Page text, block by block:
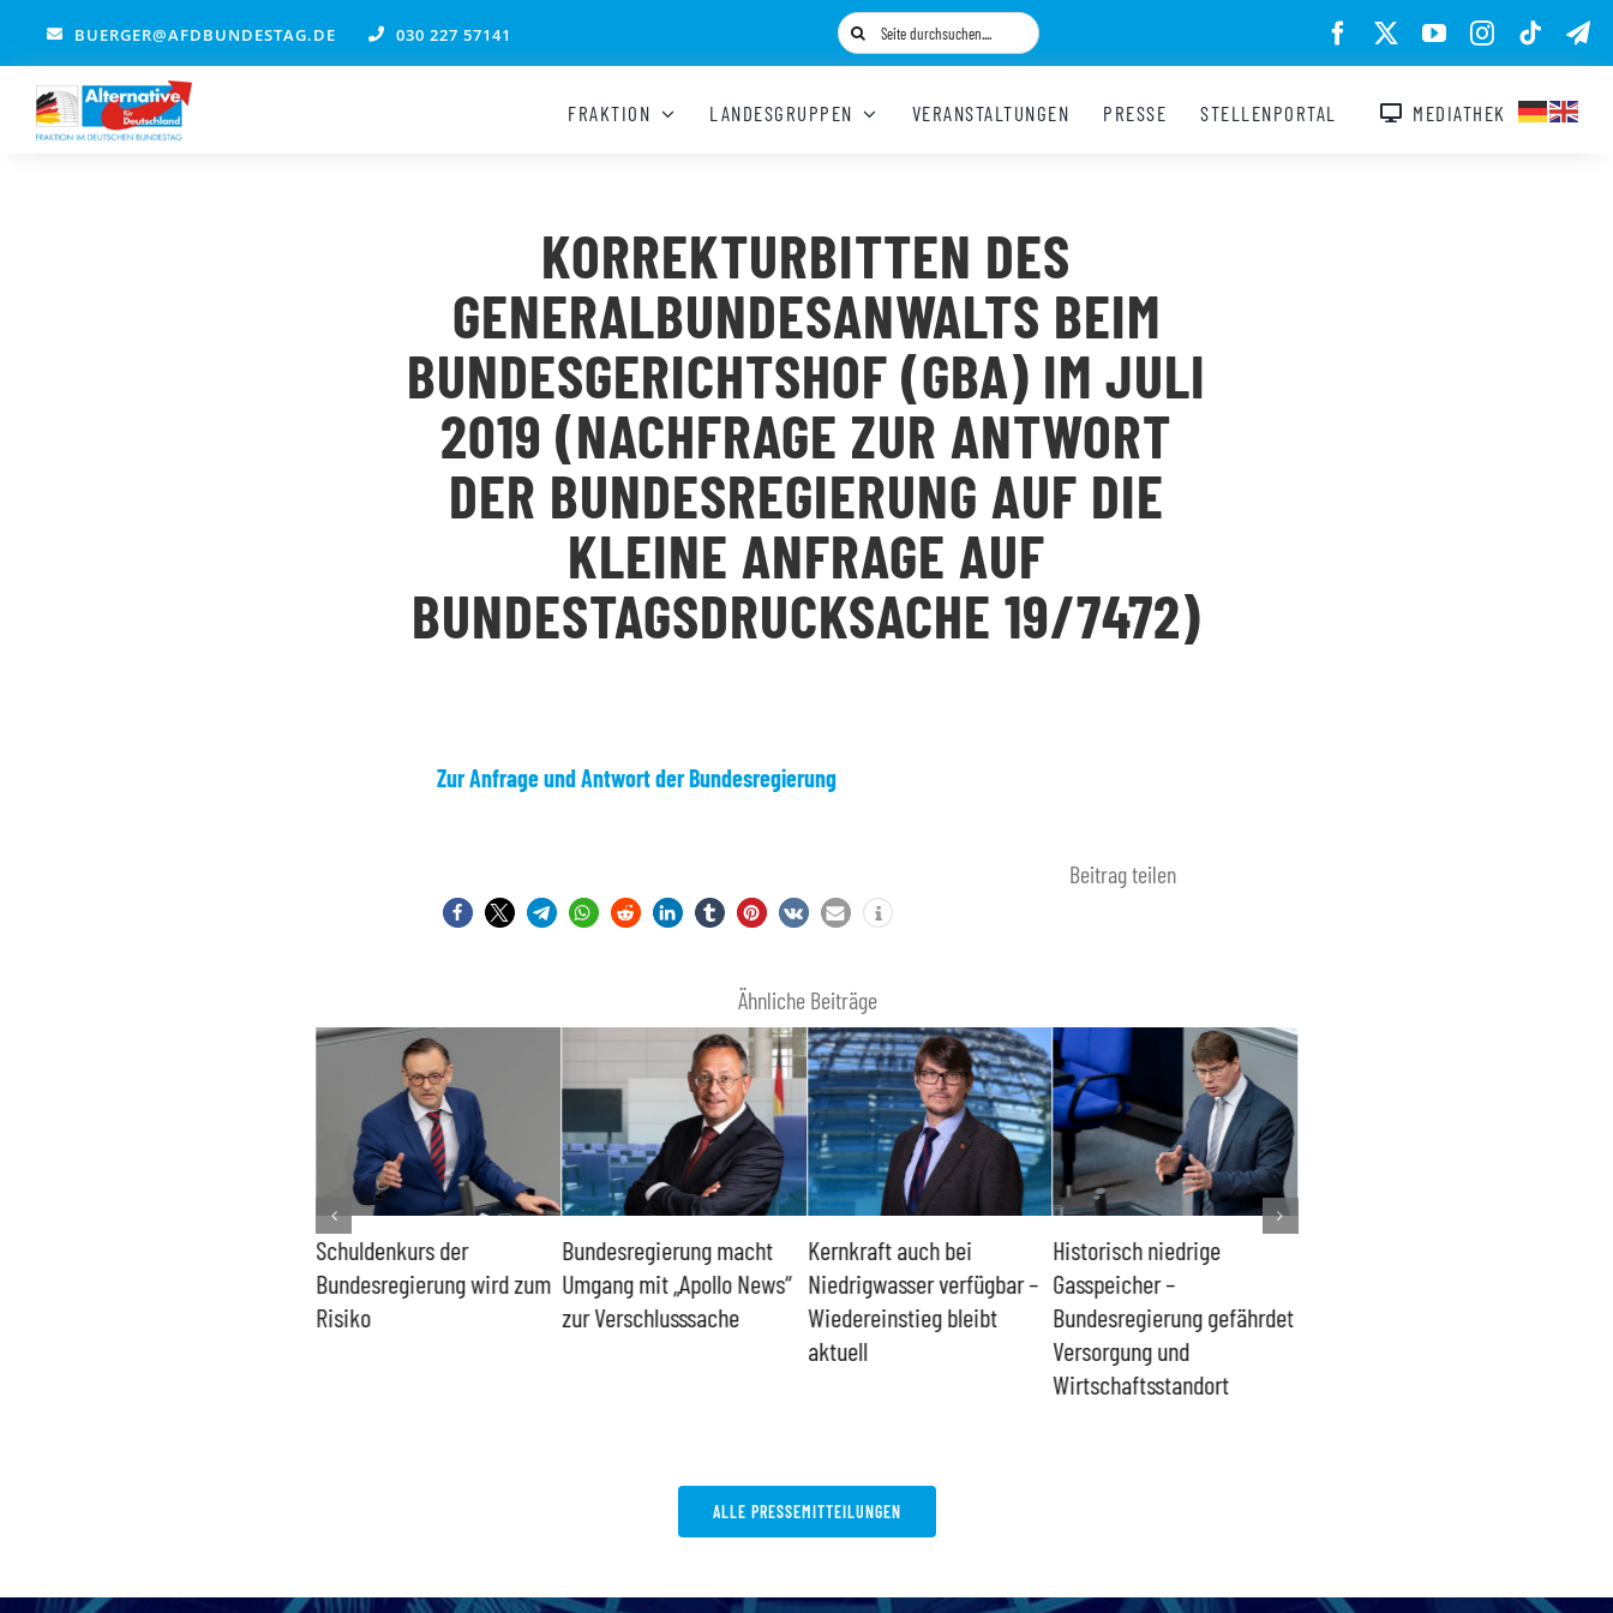
springen
BUERGER@AFDBUNDESTAG.DE 030 227 57141
Suche
nach:
FRAKTION LANDESGRUPPEN VERANSTALTUNGEN PRESSE STELLENPORTAL MEDIATHEK
KORREKTURBITTEN DES
GENERALBUNDESANWALTS BEIM
BUNDESGERICHTSHOF (GBA) IM JULI
2019 (NACHFRAGE ZUR ANTWORT
DER BUNDESREGIERUNG AUF DIE
KLEINE ANFRAGE AUF
BUNDESTAGSDRUCKSACHE 19/7472)
Zur Anfrage und Antwort der Bundesregierung
Beitrag teilen
Ähnliche Beiträge
Schuldenkurs der
Bundesregierung wird zum
Risiko
Bundesregierung macht
Umgang mit „Apollo News“
zur Verschlusssache
Kernkraft auch bei
Niedrigwasser verfügbar –
Wiedereinstieg bleibt
aktuell
Historisch niedrige
Gasspeicher –
Bundesregierung gefährdet
Versorgung und
Wirtschaftsstandort
ALLE PRESSEMITTEILUNGEN